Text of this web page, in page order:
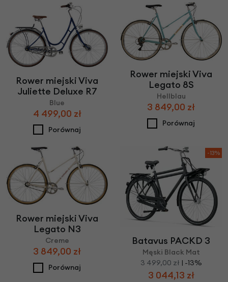
Rower miejski Viva
Juliette Deluxe R7
Blue
4 499,00 zł
Porównaj
Rower miejski Viva
Legato 8S
Hellblau
3 849,00 zł
Porównaj
Rower miejski Viva
Legato N3
Creme
3 849,00 zł
Porównaj
-13%
Batavus PACKD 3
Męski Black Mat
3 499,00 zł | -13%
3 044,13 zł